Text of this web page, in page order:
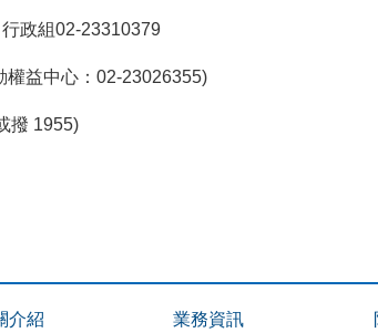
政組02-23310379
權益中心：02-23026355)
撥 1955)
介紹 業務資訊